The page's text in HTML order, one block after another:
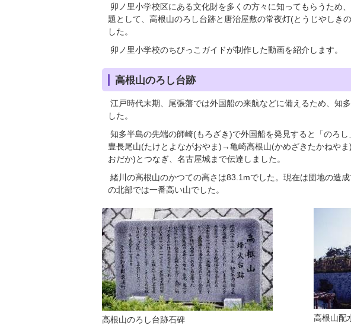
卯ノ里小学校区にある文化財を多くの方々に知ってもらうため
題として、高根山のろし台跡と唐治屋敷の常夜灯(とうじやしき
した。
卯ノ里小学校のちびっこガイドが制作した動画を紹介します。
高根山のろし台跡
江戸時代末期、尾張藩では外国船の来航などに備えるため、知
した。
知多半島の先端の師崎(もろざき)で外国船を発見すると「のろ
豊長尾山(たけとよながおやま)→亀崎高根山(かめざきたかねや
おだか)とつなぎ、名古屋城まで伝達しました。
緒川の高根山のかつての高さは83.1mでした。現在は団地の造
の北部では一番高い山でした。
高根山のろし台跡石碑 高根山配